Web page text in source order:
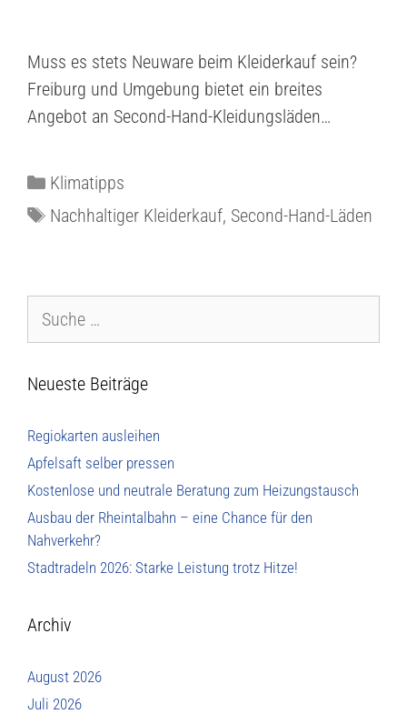
Muss es stets Neuware beim Kleiderkauf sein?
Freiburg und Umgebung bietet ein breites
Angebot an Second-Hand-Kleidungsläden…
Klimatipps
Nachhaltiger Kleiderkauf, Second-Hand-Läden
Neueste Beiträge
Regiokarten ausleihen
Apfelsaft selber pressen
Kostenlose und neutrale Beratung zum Heizungstausch
Ausbau der Rheintalbahn – eine Chance für den
Nahverkehr?
Stadtradeln 2026: Starke Leistung trotz Hitze!
Archiv
August 2026
Juli 2026